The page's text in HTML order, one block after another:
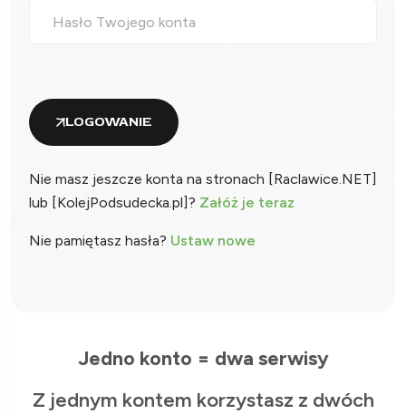
LOGOWANIE
Nie masz jeszcze konta na stronach [Raclawice.NET]
lub [KolejPodsudecka.pl]? Załóż je teraz
Nie pamiętasz hasła? Ustaw nowe
Jedno konto = dwa serwisy
Z jednym kontem korzystasz z dwóch